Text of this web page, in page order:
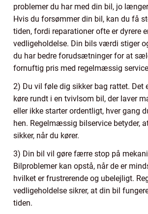
problemer du har med din bil, jo
Hvis du forsømmer din bil, kan du få
tiden, fordi reparationer ofte er dyrere
vedligeholdelse. Din bils værdi stiger
du har bedre forudsætninger for at
fornuftig pris med regelmæssig
2) Du vil føle dig sikker bag rattet. Det
køre rundt i en tvivlsom bil, der laver
eller ikke starter ordentligt, hver gang
hen. Regelmæssig bilservice betyder,
sikker, når du kører.
3) Din bil vil gøre færre stop på
Bilproblemer kan opstå, når de er
hvilket er frustrerende og ubelejligt.
vedligeholdelse sikrer, at din bil
tiden.